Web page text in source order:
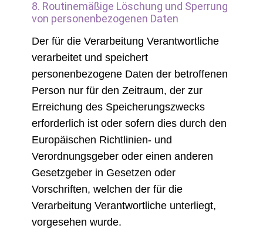
8. Routinemäßige Löschung und Sperrung
von personenbezogenen Daten
Der für die Verarbeitung Verantwortliche
verarbeitet und speichert
personenbezogene Daten der betroffenen
Person nur für den Zeitraum, der zur
Erreichung des Speicherungszwecks
erforderlich ist oder sofern dies durch den
Europäischen Richtlinien- und
Verordnungsgeber oder einen anderen
Gesetzgeber in Gesetzen oder
Vorschriften, welchen der für die
Verarbeitung Verantwortliche unterliegt,
vorgesehen wurde.